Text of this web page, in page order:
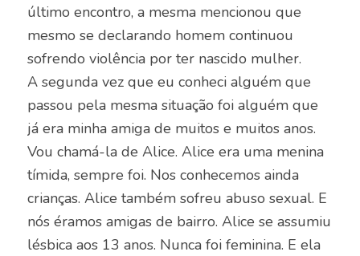
último encontro, a mesma mencionou que
mesmo se declarando homem continuou
sofrendo violência por ter nascido mulher.
A segunda vez que eu conheci alguém que
passou pela mesma situação foi alguém que
já era minha amiga de muitos e muitos anos.
Vou chamá-la de Alice. Alice era uma menina
tímida, sempre foi. Nos conhecemos ainda
crianças. Alice também sofreu abuso sexual. E
nós éramos amigas de bairro. Alice se assumiu
lésbica aos 13 anos. Nunca foi feminina. E ela